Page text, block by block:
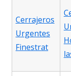
Cerrajeros
Urgentes
Finestrat